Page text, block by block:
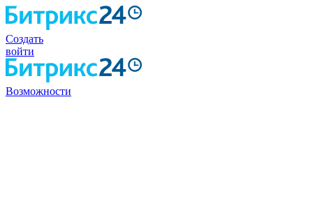
Создать
войти
Возможности